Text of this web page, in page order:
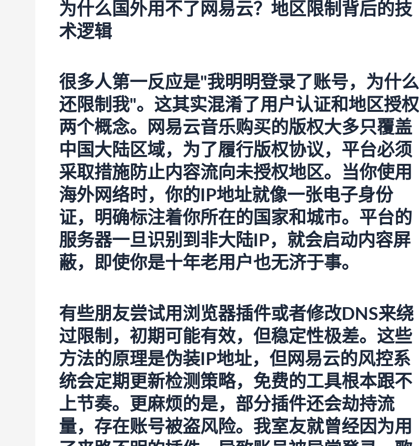
为什么国外用不了网易云？地区限制背后的技
术逻辑
很多人第一反应是"我明明登录了账号，为什么
还限制我"。这其实混淆了用户认证和地区授权
两个概念。网易云音乐购买的版权大多只覆盖
中国大陆区域，为了履行版权协议，平台必须
采取措施防止内容流向未授权地区。当你使用
海外网络时，你的IP地址就像一张电子身份
证，明确标注着你所在的国家和城市。平台的
服务器一旦识别到非大陆IP，就会启动内容屏
蔽，即使你是十年老用户也无济于事。
有些朋友尝试用浏览器插件或者修改DNS来绕
过限制，初期可能有效，但稳定性极差。这些
方法的原理是伪装IP地址，但网易云的风控系
统会定期更新检测策略，免费的工具根本跟不
上节奏。更麻烦的是，部分插件还会劫持流
量，存在账号被盗风险。我室友就曾经因为用